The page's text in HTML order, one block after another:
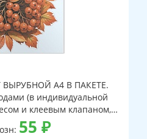
А4 В ПАКЕТЕ.
(в индивидуальной
и клеевым клапаном,
ВД-лак)
55 ₽